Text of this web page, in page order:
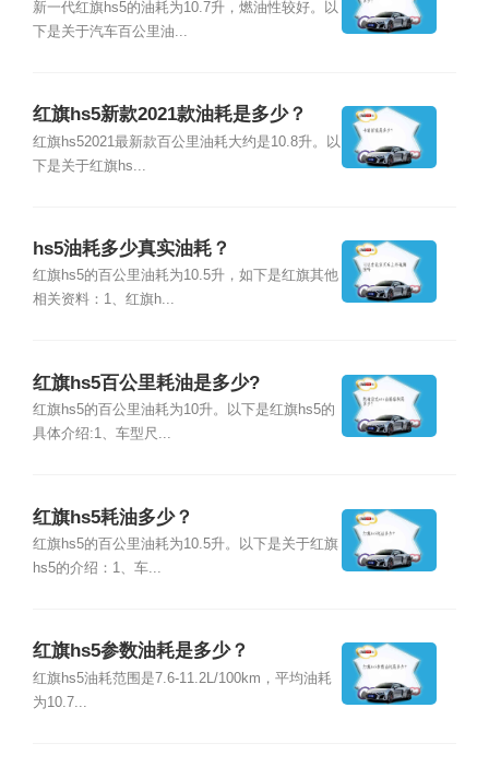
新一代红旗hs5的油耗为10.7升，燃油性较好。以
下是关于汽车百公里油...
红旗hs5新款2021款油耗是多少？
红旗hs52021最新款百公里油耗大约是10.8升。以
下是关于红旗hs...
hs5油耗多少真实油耗？
红旗hs5的百公里油耗为10.5升，如下是红旗其他
相关资料：1、红旗h...
红旗hs5百公里耗油是多少?
红旗hs5的百公里油耗为10升。以下是红旗hs5的
具体介绍:1、车型尺...
红旗hs5耗油多少？
红旗hs5的百公里油耗为10.5升。以下是关于红旗
hs5的介绍：1、车...
红旗hs5参数油耗是多少？
红旗hs5油耗范围是7.6-11.2L/100km，平均油耗
为10.7...